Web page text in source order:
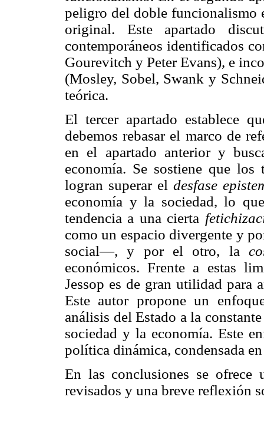
peligro del doble funcionalismo
original. Este apartado
contemporáneos identificados
Gourevitch y Peter Evans), e
(Mosley, Sobel, Swank y
teórica.
El tercer apartado establece
debemos rebasar el marco de
en el apartado anterior y
economía. Se sostiene que
logran superar el desfase
economía y la sociedad, lo
tendencia a una cierta
como un espacio divergente y
social—, y por el otro, la
económicos. Frente a estas
Jessop es de gran utilidad para
Este autor propone un
análisis del Estado a la
sociedad y la economía. Este
política dinámica, condensada
En las conclusiones se ofrece
revisados y una breve reflexión